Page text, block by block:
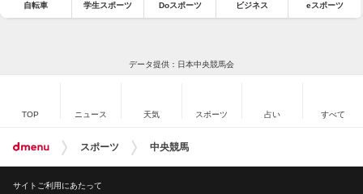
自転車 学生スポーツ Doスポーツ ビジネス eスポーツ
データ提供：日本中央競馬会
TOP ニュース 天気 スポーツ 占い すべて
スポーツ 中央競馬
サイトご利用にあたって